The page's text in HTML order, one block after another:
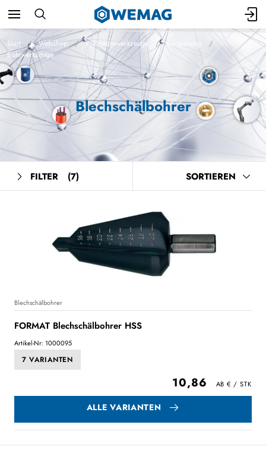
Start Webshop Präzisionswerkzeuge
Zerspanung
Bohrwerkzeuge
Blechschälbohrer
FILTER (7) SORTIEREN
Blechschälbohrer
FORMAT Blechschälbohrer HSS
Artikel-Nr: 1000095
7 VARIANTEN
10,86
ALLE VARIANTEN